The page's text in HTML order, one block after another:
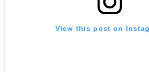
View this post on